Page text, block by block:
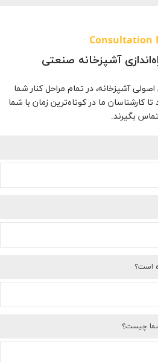
Consultation
آشپزخانه صنعتی
آشپزخانه، در تمام مراحل کنار شما
کارشناسان ما در کوتاه‌ترین زمان با شما
تماس بگیرند.
است؟
چیست؟